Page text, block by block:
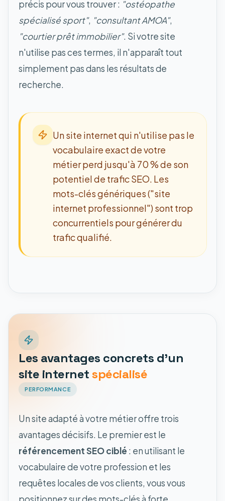
précis pour vous trouver : "ostéopathe
spécialisé sport", "consultant AMOA",
"courtier prêt immobilier". Si votre site
n'utilise pas ces termes, il n'apparaît tout
simplement pas dans les résultats de
recherche.
Un site internet qui n'utilise pas le
vocabulaire exact de votre
métier perd jusqu'à 70 % de son
potentiel de trafic SEO. Les
mots-clés génériques ("site
internet professionnel") sont trop
concurrentiels pour générer du
trafic qualifié.
Les avantages concrets d'un
site internet spécialisé
PERFORMANCE
Un site adapté à votre métier offre trois
avantages décisifs. Le premier est le
référencement SEO ciblé : en utilisant le
vocabulaire de votre profession et les
requêtes locales de vos clients, vous vous
positionnez sur des mots-clés à forte